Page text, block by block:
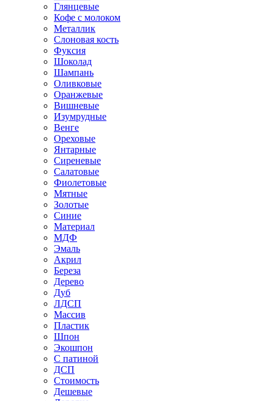
Глянцевые
Кофе с молоком
Металлик
Слоновая кость
Фуксия
Шоколад
Шампань
Оливковые
Оранжевые
Вишневые
Изумрудные
Венге
Ореховые
Янтарные
Сиреневые
Салатовые
Фиолетовые
Мятные
Золотые
Синие
Материал
МДФ
Эмаль
Акрил
Береза
Дерево
Дуб
ЛДСП
Массив
Пластик
Шпон
Экошпон
С патиной
ДСП
Стоимость
Дешевые